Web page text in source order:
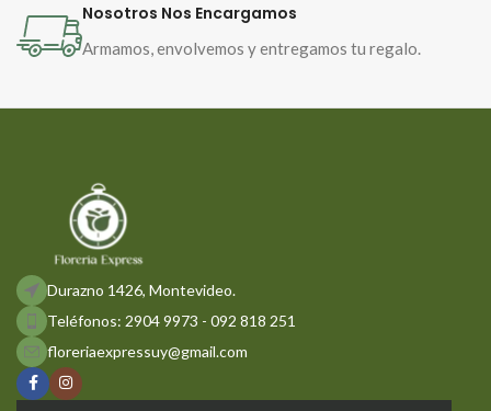
mensaje de luz, aprecio y
Nosotros Nos Encargamos
Armamos, envolvemos y entregamos tu regalo.
Durazno 1426, Montevideo.
Teléfonos: 2904 9973 - 092 818 251
floreriaexpressuy@gmail.com